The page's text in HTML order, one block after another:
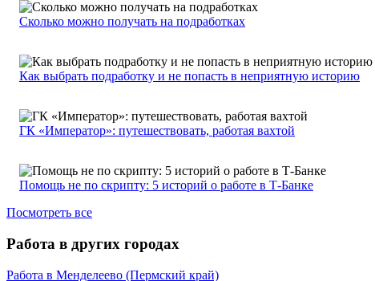
Сколько можно получать на подработках
Как выбрать подработку и не попасть в неприятную историю
ГК «Император»: путешествовать, работая вахтой
Помощь не по скрипту: 5 историй о работе в Т-Банке
Посмотреть все
Работа в других городах
Работа в Менделеево (Пермский край)